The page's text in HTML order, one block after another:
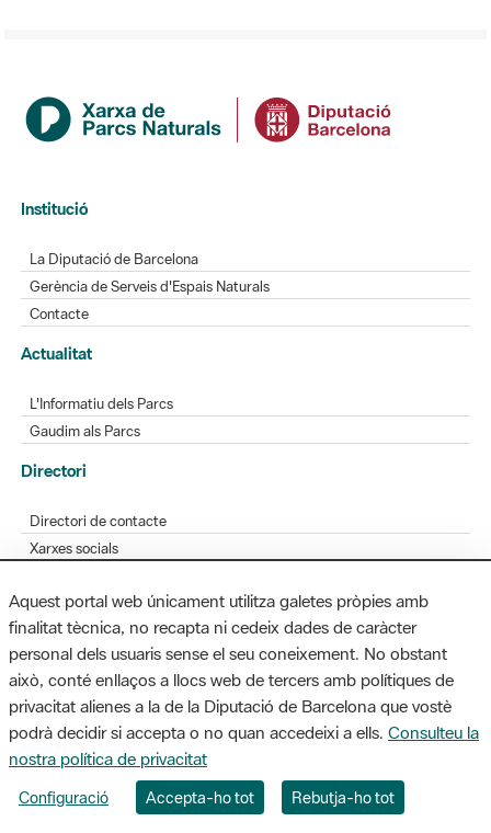
Institució
La Diputació de Barcelona
Gerència de Serveis d'Espais Naturals
Contacte
Actualitat
L'Informatiu dels Parcs
Gaudim als Parcs
Directori
Directori de contacte
Xarxes socials
Bústia de suggeriments
Opineu sobre els parcs
MAPA WEB AVÍS LEGAL ACCESSIBILITAT
Diputació de Barcelona. Edifici Llacuna, 1a planta. Badajoz, 49. 08005
Barcelona. Tel. 934 022 428 / xarxaparcs@diba.cat
Aquest portal web únicament utilitza galetes pròpies amb
finalitat tècnica, no recapta ni cedeix dades de caràcter
personal dels usuaris sense el seu coneixement. No obstant
això, conté enllaços a llocs web de tercers amb polítiques de
privacitat alienes a la de la Diputació de Barcelona que vostè
podrà decidir si accepta o no quan accedeixi a ells. Consulteu la
nostra política de privacitat
Configuració Accepta-ho tot Rebutja-ho tot